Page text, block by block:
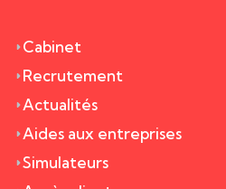
Cabinet
Recrutement
Actualités
Aides aux entreprises
Simulateurs